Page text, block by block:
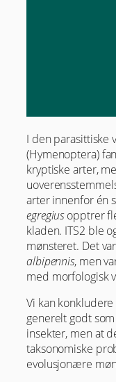
I den parasittiske
(Hymenoptera)
kryptiske arter,
arter innenfor én
egregiusopptrer
kladen. ITS2 ble
mønsteret. Det
albipennis, men
med morfologisk
Vi kan
generelt godt
insekter, men at
taksonomiske
evolusjonære